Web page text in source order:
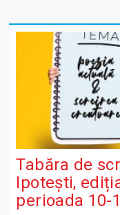
Tabăra de
Ipotești,
perioada 10-